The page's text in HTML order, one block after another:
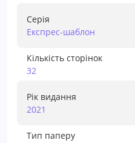
Серія
Експрес-шаблон
Кількість сторінок
32
Рік видання
2021
Тип паперу